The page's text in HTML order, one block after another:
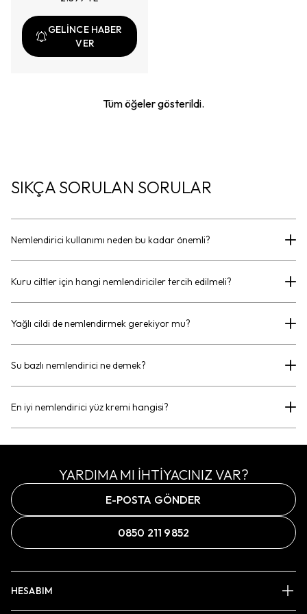
cilt bariyerinin
güçlenmesine yardımcı
olur; makyaja hazır,
pürüzsüz bir cilt
GELİNCE HABER
VER
Tüm öğeler gösterildi.
SIKÇA SORULAN SORULAR
Nemlendirici kullanımı neden bu kadar önemli?
Kuru ciltler için hangi nemlendiriciler tercih edilmeli?
Yağlı cildi de nemlendirmek gerekiyor mu?
Su bazlı nemlendirici ne demek?
En iyi nemlendirici yüz kremi hangisi?
YARDIMA MI İHTİYACINIZ VAR?
E-POSTA GÖNDER
0850 211 9852
HESABIM